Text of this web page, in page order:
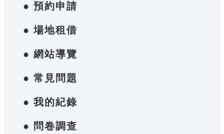
● 預約申請
● 場地租借
● 網站導覽
● 常見問題
● 我的紀錄
● 問卷調查